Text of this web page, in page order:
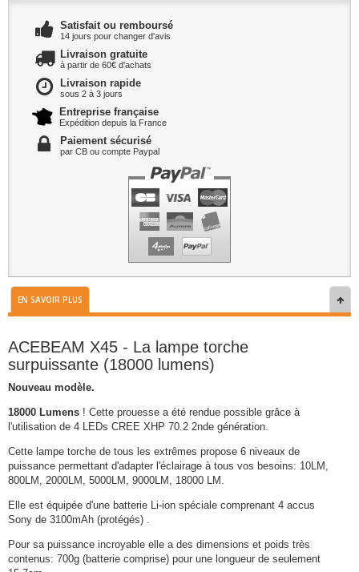
Satisfait ou remboursé
14 jours pour changer d'avis
Livraison gratuite
à partir de 60€ d'achats
Livraison rapide
sous 2 à 3 jours
Entreprise française
Expédition depuis la France
Paiement sécurisé
par CB ou compte Paypal
EN SAVOIR PLUS
ACEBEAM X45 - La lampe torche
surpuissante (18000 lumens)
Nouveau modèle.
18000 Lumens ! Cette prouesse a été rendue possible grâce à
l'utilisation de 4 LEDs CREE XHP 70.2 2nde génération.
Cette lampe torche de tous les extrêmes propose 6 niveaux de
puissance permettant d'adapter l'éclairage à tous vos besoins: 10LM,
800LM, 2000LM, 5000LM, 9000LM, 18000 LM.
Elle est équipée d'une batterie Li-ion spéciale comprenant 4 accus
Sony de 3100mAh (protégés) .
Pour sa puissance incroyable elle a des dimensions et poids très
contenus: 700g (batterie comprise) pour une longueur de seulement